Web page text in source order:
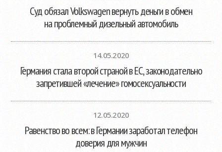
Суд обязал Volkswagen вернуть деньги в обмен
на проблемный дизельный автомобиль
14.05.2020
Германия стала второй страной в ЕС, законодательно
запретившей «лечение» гомосексуальности
12.05.2020
Равенство во всем: в Германии заработал телефон
доверия для мужчин